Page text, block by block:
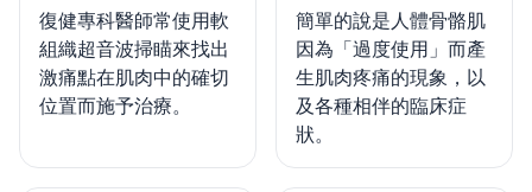
復健專科醫師常使用軟
組織超音波掃瞄來找出
激痛點在肌肉中的確切
位置而施予治療。
簡單的說是人體骨骼肌
因為「過度使用」而產
生肌肉疼痛的現象，以
及各種相伴的臨床症
狀。